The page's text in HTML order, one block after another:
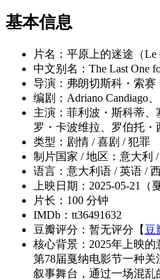
基本信息
片名：平原上的迷途（Le
中文别名：The Last One
导演：弗朗切斯科・索赛
编剧：Adriano Candiago
主演：菲利波・斯科蒂
罗・卡波维拉、罗伯托
类型：剧情 / 喜剧 / 犯罪
制片国家 / 地区：意大利 /
语言：意大利语 / 英语 /
上映日期：2025-05-21（
片长：100 分钟
IMDb：tt36491632
豆瓣评分：暂无评分【 豆
核心背景：2025年上映
第78届戛纳电影节一种
叙事舞台，通过一场混